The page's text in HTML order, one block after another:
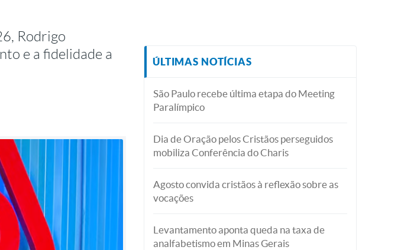
Rodrigo
e a fidelidade a
ÚLTIMAS NOTÍCIAS
São Paulo recebe última etapa do Meeting
Paralímpico
Dia de Oração pelos Cristãos perseguidos
mobiliza Conferência do Charis
Agosto convida cristãos à reflexão sobre as
vocações
Levantamento aponta queda na taxa de
analfabetismo em Minas Gerais